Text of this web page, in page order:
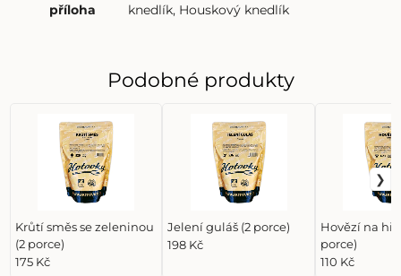
příloha
knedlík, Houskový knedlík
Podobné produkty
Krůtí směs se zeleninou
(2 porce)
175 Kč
Jelení guláš (2 porce)
198 Kč
Hovězí na
porce)
110 Kč